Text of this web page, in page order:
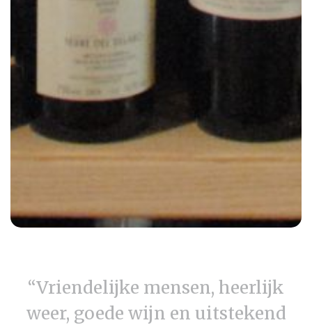
“Vriendelijke mensen, heerlijk
weer, goede wijn en uitstekend